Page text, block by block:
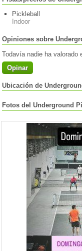
Pickleball
Indoor
Opiniones sobre
Todavía nadie ha valorado
Opinar
Ubicación de
Fotos del Underground